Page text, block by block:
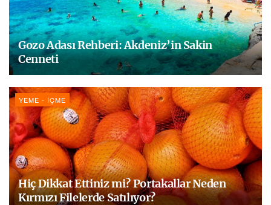
Gozo Adası Rehberi: Akdeniz’in Sakin
Cenneti
YEME - İÇME
Hiç Dikkat Ettiniz mi? Portakallar Neden
Kırmızı Filelerde Satılıyor?